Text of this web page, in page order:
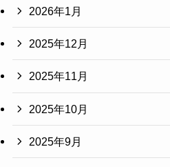
2026年1月
2025年12月
2025年11月
2025年10月
2025年9月